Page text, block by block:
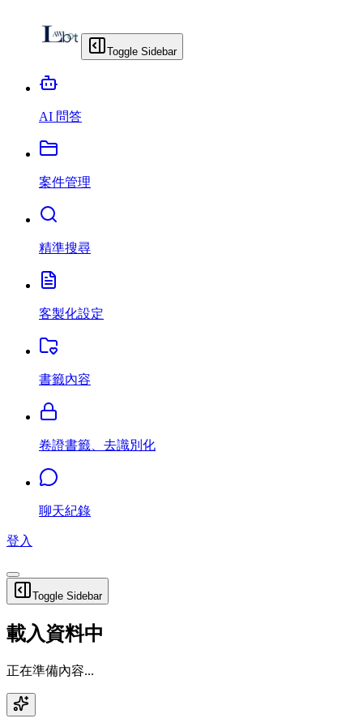
Toggle Sidebar
AI 問答
案件管理
精準搜尋
客製化設定
書籤內容
卷證書籤、去識別化
聊天紀錄
登入
Toggle Sidebar
載入資料中
正在準備內容...